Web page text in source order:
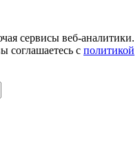
сервисы веб-аналитики.
соглашаетесь с политикой